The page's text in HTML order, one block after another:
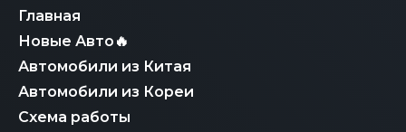
Главная
Новые Авто🔥
Автомобили из Китая
Автомобили из Кореи
Схема работы